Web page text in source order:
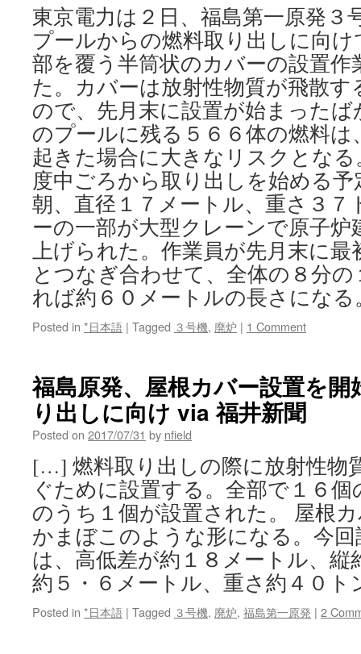
東京電力は２日、福島第一原発３
プールからの燃料取り出しに向
部を覆う半筒状のカバーの設置作
た。カバーは放射性物質が飛散
ので、先月末に設置が始まった
のプールに残る５６６体の燃料
起きた場合に大きなリスクとな
度中ごろから取り出しを始める
朝、直径１７メートル、重さ３７
ーの一部が大型クレーンで原子
上げられた。作業員が先月末に
とつなぎ合わせて、全体の８分
れば約６０メートルの長さにな
Posted in *日本語 | Tagged ３号機, 廃炉 | 1 Comment
福島原発、屋根カバー設置を開
り出しに向け via 福井新聞
Posted on 2017/07/31 by nfield
[…] 燃料取り出しの際に放射性物
ぐために設置する。全部で１６
のうち１個が設置された。 屋根
かまぼこのような形になる。今
は、高低差が約１８メートル、縦
約５・６メートル、重さ約４０ト
Posted in *日本語 | Tagged ３号機, 廃炉, 福島第一原発 | 2